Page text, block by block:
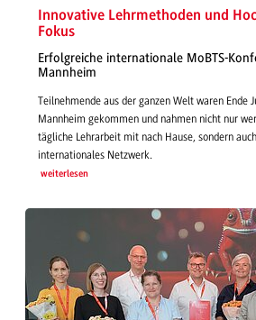
Innovative Lehrmethoden und
Fokus
Erfolgreiche internationale MoBTS-
Mannheim
Teilnehmende aus der ganzen Welt waren Ende
Mannheim gekommen und nahmen nicht nur
tägliche Lehrarbeit mit nach Hause, sondern
internationales Netzwerk.
weiterlesen